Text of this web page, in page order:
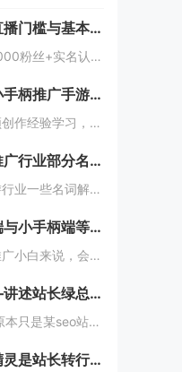
抖音游戏小手柄直播门槛与基本技巧
首先是直播门槛，1000粉丝+实名认证，才可以开通抖音游戏推广，俗称抖音小手柄，我们可以理解为抖音直播的商业化组件，等同于带货直播间的小黄车，只不过小黄车挂的是货品，而小手柄里面一般只是挂单独一款手游。直播手游一般在电脑端进行，手机端直播肯...
抖音平台短视频小手柄推广手游超详细教程
方法适合抖音短视频创作经验学习，如果是抖音中视频，因为中视频主要是靠做粉丝量和播放量来获取收益的，那就不适合我这个方法。具体做法是，3~5个抖音号同步进行，只做一款游戏，但是这款游戏你肯定要提前想好，因为我是做手游cps推广的，所以自身与朋...
新手科普之手游推广行业部分名词解释
本文将全面概括手游行业一些名词解释，权当给新手的一些科普，手游行业鱼龙混杂，外行人想彻底入行有两个相对较好的办法，一个就是去手游公司上班，任意岗位都行，呆久了耳濡目染，可以轻松入门。另一个就是有人带你，提前是遇到靠谱的人，不然很难融入圈子！...
手游推广中私域端与小手柄端等基本常识讲解
对于刚入行的手游推广小白来说，会经常遇到一些常见的话术费解，比如什么是私域端什么是小手柄？其实，从抖音直播来入行手游推广是小白成长最快速的方式，而没有之一！抖音直播往往只需要1个人力即可基本解决所有推广环节的事情，例如一边开播，一变用其他抖...
先天直播圣体——讲述站长绿总直播背后的那些事
绿总=律总=克律，原本只是某seo站长群一个名不见经传小小站长，近来却被群里的部分站长称为“先天直播圣体”，何为先天直播圣体？顾名思义，也就是在相同的条件下，搞手游直播的效果远远大于其他人，直播收益数据也更是一骑绝尘，这也惹来不少站长的羡慕...
为什么说掌机小精灵是站长转行手游推广的一款神级产品